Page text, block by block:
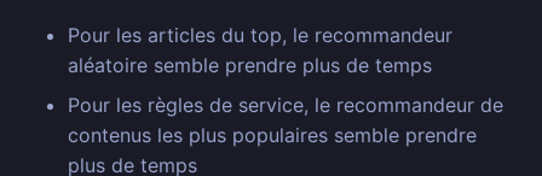
Pour les articles du top, le recommandeur
aléatoire semble prendre plus de temps
Pour les règles de service, le recommandeur de
contenus les plus populaires semble prendre
plus de temps